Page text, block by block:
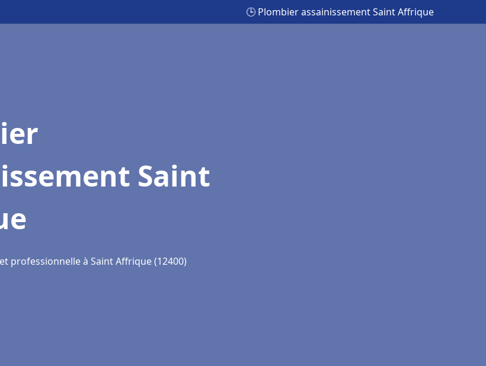
🕒 Plombier assainissement Saint Affrique
Saint
professionnelle à Saint Affrique (12400)